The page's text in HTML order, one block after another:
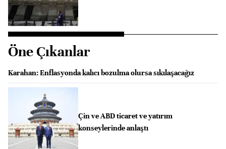
Öne Çıkanlar
Karahan: Enflasyonda kalıcı bozulma olursa sıkılaşacağız
Çin ve ABD ticaret ve yatırım
konseylerinde anlaştı